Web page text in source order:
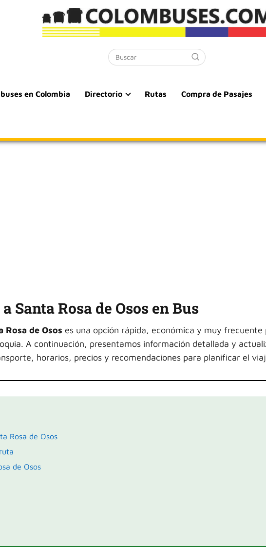
en Colombia Directorio Rutas Compra de Pasajes
Santa Rosa de Osos en Bus
Rosa de Osos es una opción rápida, económica y muy frecuente
A continuación, presentamos información detallada y
horarios, precios y recomendaciones para planificar el
Rosa de Osos
de Osos